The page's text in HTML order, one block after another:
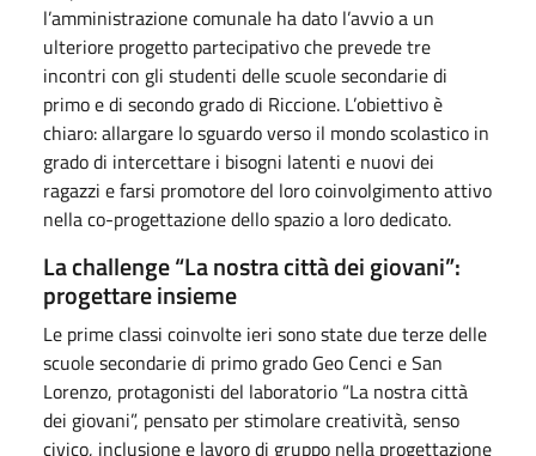
l’amministrazione comunale ha dato l’avvio a un
ulteriore progetto partecipativo che prevede tre
incontri con gli studenti delle scuole secondarie di
primo e di secondo grado di Riccione. L’obiettivo è
chiaro: allargare lo sguardo verso il mondo scolastico in
grado di intercettare i bisogni latenti e nuovi dei
ragazzi e farsi promotore del loro coinvolgimento attivo
nella co-progettazione dello spazio a loro dedicato.
La challenge “La nostra città dei giovani”:
progettare insieme
Le prime classi coinvolte ieri sono state due terze delle
scuole secondarie di primo grado Geo Cenci e San
Lorenzo, protagonisti del laboratorio “La nostra città
dei giovani”, pensato per stimolare creatività, senso
civico, inclusione e lavoro di gruppo nella progettazione